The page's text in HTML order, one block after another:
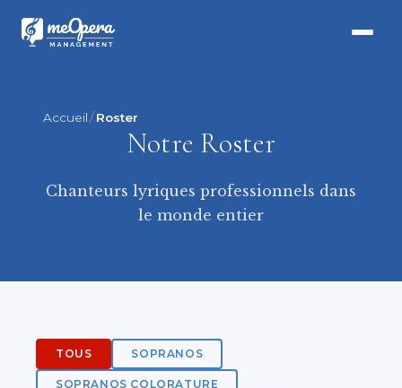
Accueil Roster
Notre Roster
Chanteurs lyriques professionnels dans
le monde entier
TOUS SOPRANOS
SOPRANOS COLORATURE